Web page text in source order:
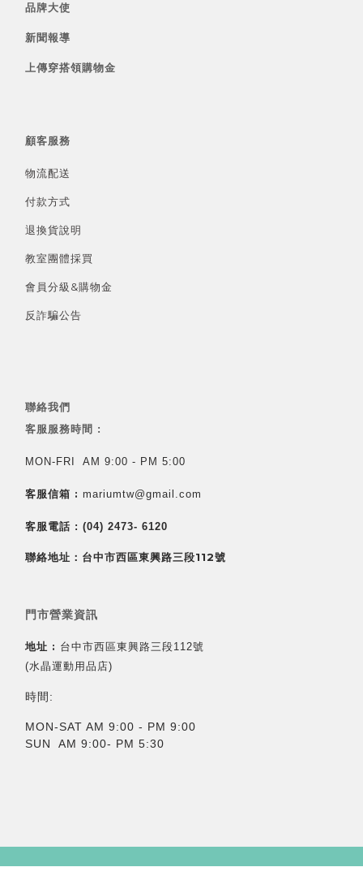
品牌大使
新聞報導
上傳穿搭領購物金
顧客服務
物流配送
付款方式
退換貨說明
教室團體採買
會員分級&購物金
反詐騙公告
聯絡我們
客服服務時間 :
MON-FRI AM 9:00 - PM 5:00
客服信箱 : mariumtw@gmail.com
客服電話 : (04) 2473- 6120
聯絡地址：台中市西區東興路三段112號
門市營業資訊
地址 : 台中市西區東興路三段112號
(水晶運動用品店)
時間:
MON-SAT AM 9:00 - PM 9:00
SUN AM 9:00- PM 5:30